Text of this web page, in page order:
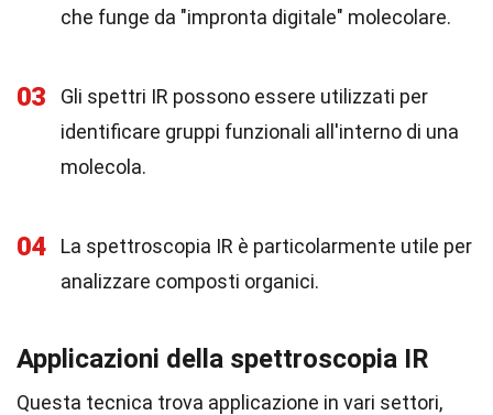
che funge da "impronta digitale" molecolare.
03
Gli spettri IR possono essere utilizzati per
identificare gruppi funzionali all'interno di una
molecola.
04
La spettroscopia IR è particolarmente utile per
analizzare composti organici.
Applicazioni della spettroscopia IR
Questa tecnica trova applicazione in vari settori,